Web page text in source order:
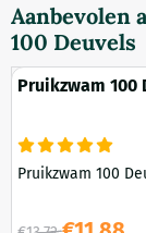
Aanbevolen
100 Deuvels
Pruikzwam 100
Pruikzwam 100
Van 13,72 voor